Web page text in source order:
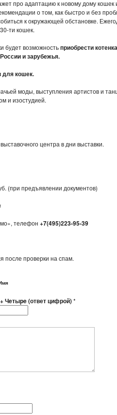
про адаптацию к новому дому кошек
о том, как быстро и без
к окружающей обстановке.
ти кошек.
будет возможностьприобрести
и зарубежья.
для кошек.
моды, выступления артистов и
и изостудией.
центра в дни выставки.
(при предъявлении документов)
телефон +7(495)223-95-39
после проверки на спам.
Чeтыpe (ответ цифрой)*